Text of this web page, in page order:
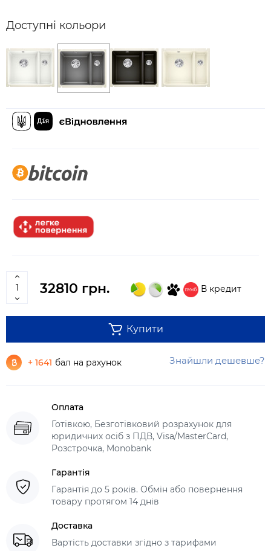
Доступні кольори
32810 грн. В кредит
Купити
+ 1641 бал на рахунок Знайшли дешевше?
Оплата
Готівкою, Безготівковий розрахунок для
юридичних осіб з ПДВ, Visa/MasterCard,
Розстрочка, Monobank
Гарантія
Гарантія до 5 років. Обмін або повернення
товару протягом 14 днів
Доставка
Вартість доставки згідно з тарифами